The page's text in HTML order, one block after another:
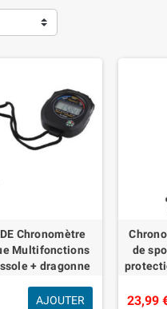
Chronomètre
Multifonctions
+ dragonne
AJOUTER
de
23,99